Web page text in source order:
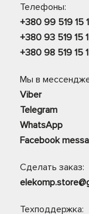
Телефоны:
+380 99 519 15
+380 93 519 15
+380 98 519 15
Мы в
Viber
Telegram
WhatsApp
Facebook
Сделать заказ:
Техподдержка: